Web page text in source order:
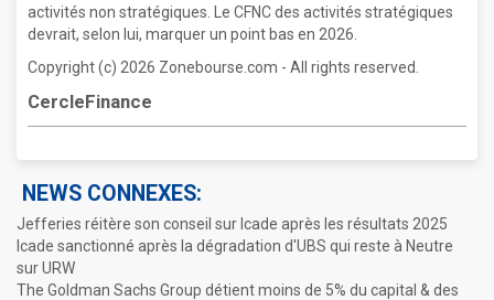
activités non stratégiques. Le CFNC des activités stratégiques
devrait, selon lui, marquer un point bas en 2026.
Copyright (c) 2026 Zonebourse.com - All rights reserved.
CercleFinance
NEWS CONNEXES:
Jefferies réitère son conseil sur Icade après les résultats 2025
Icade sanctionné après la dégradation d'UBS qui reste à Neutre
sur URW
The Goldman Sachs Group détient moins de 5% du capital & des